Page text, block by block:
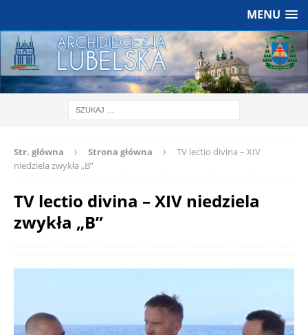
MENU
Str. główna Strona główna
TV lectio divina – XIV
niedziela zwykła „B”
TV lectio divina – XIV niedziela
zwykła „B”